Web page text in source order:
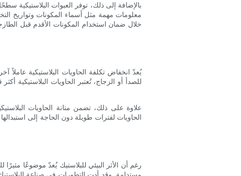
بالإضافة إلى ذلك، توفر العبوات
معلومات مهمة مثل أسماء المكونات وتواريخ
خلال ضمان استخدام المكونات الأقدم قبل
يُعدّ انخفاض تكلفة الحاويات البلاستيكية عاملاً
للصدأ أو الزجاج، تُعتبر الحاويات البلاستيكية
علاوة على ذلك، تضمن متانة الحاويات
الحاويات لفترات طويلة دون الحاجة إلى
رغم أن الأثر البيئي للبلاستيك يُعدّ موضوعًا
مستدامة. وقد أدت التطورات في صناعة البلاستيك